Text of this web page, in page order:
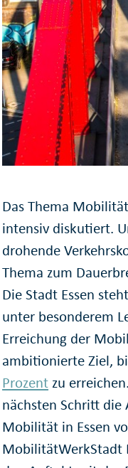
Das Thema
intensiv diskutiert.
drohende
Thema zum
Die Stadt Essen
unter besonderem
Erreichung der
ambitionierte Ziel,
Prozent zu
nächsten Schritt die
Mobilität in Essen
MobilitätWerkStadt